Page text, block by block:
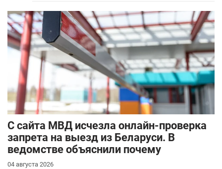
С сайта МВД исчезла онлайн-проверка
запрета на выезд из Беларуси. В
ведомстве объяснили почему
04 августа 2026